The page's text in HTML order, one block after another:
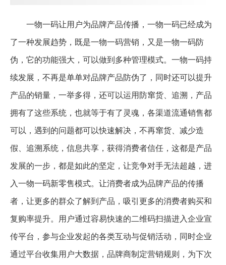
一物一码让用户为品牌产品传播，一物一码已经成为
了一种发展趋势，既是一物一码营销，又是一物一码防
伪，它的功能强大，可以做到多种管理模式。一物一码持
续发展，不再是单单对品牌产品防伪了，同时还可以提升
产品的销量，一举多得，还可以运用防窜货、追溯，产品
拥有了这些系统，也就等于有了灵魂，各渠道流通销售都
可以，遇到的问题都可以快速解决，不再窜货、减少造
假、追溯系统，信息共享，获得消费者信任，这都是产品
发展的一步，都是如此的坚定，让竞争对手无法超越，进
入一物一码新零售模式。让消费者成为品牌产品的传播
者，让更多的群众了解到产品，吸引更多的消费者购买和
复购率提升。用户通过容易快速的二维码扫描进入企业宣
传平台，参与企业发起的各类互动与促销活动，同时企业
通过平台收集用户大数据，品牌商制定营销规则，为下次